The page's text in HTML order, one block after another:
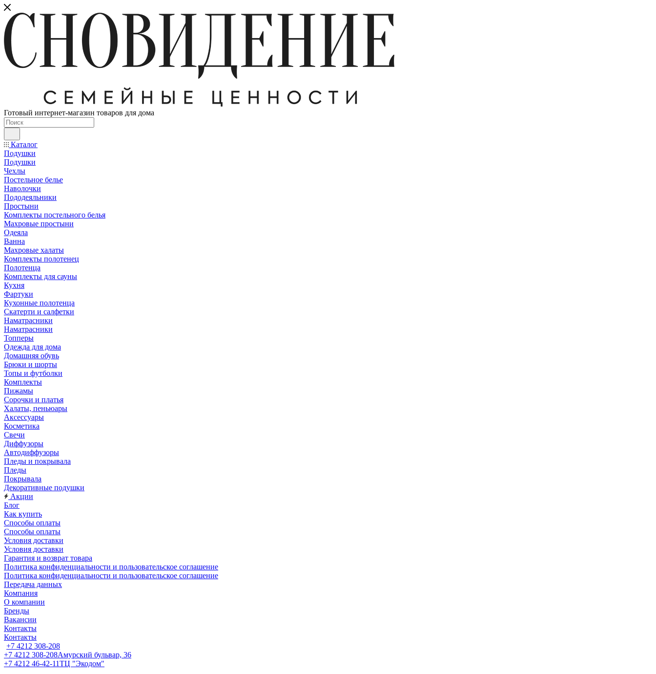
Готовый интернет-магазин товаров для дома
Каталог
Подушки
Подушки
Чехлы
Постельное белье
Наволочки
Пододеяльники
Простыни
Комплекты постельного белья
Махровые простыни
Одеяла
Ванна
Махровые халаты
Комплекты полотенец
Полотенца
Комплекты для сауны
Кухня
Фартуки
Кухонные полотенца
Скатерти и салфетки
Наматрасники
Наматрасники
Топперы
Одежда для дома
Домашняя обувь
Брюки и шорты
Топы и футболки
Комплекты
Пижамы
Сорочки и платья
Халаты, пеньюары
Аксессуары
Косметика
Свечи
Диффузоры
Автодиффузоры
Пледы и покрывала
Пледы
Покрывала
Декоративные подушки
Акции
Блог
Как купить
Способы оплаты
Способы оплаты
Условия доставки
Условия доставки
Гарантия и возврат товара
Политика конфиденциальности и пользовательское соглашение
Политика конфиденциальности и пользовательское соглашение
Передача данных
Компания
О компании
Бренды
Вакансии
Контакты
Контакты
+7 4212 308-208
+7 4212 308-208Амурский бульвар, 36
+7 4212 46-42-11ТЦ "Экодом"